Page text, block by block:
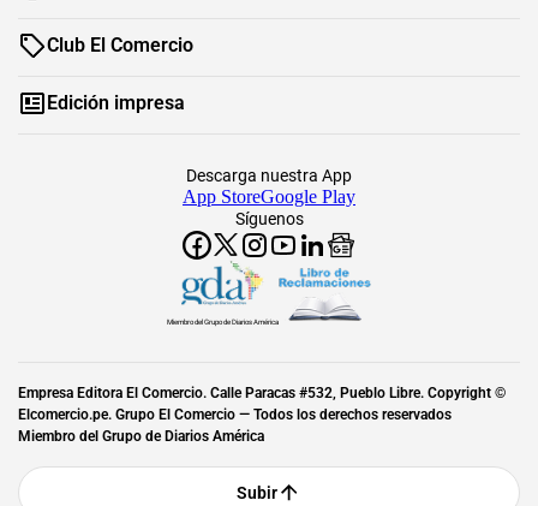
Club El Comercio
Edición impresa
Síguenos
Descarga nuestra App
App StoreGoogle Play
Miembro del Grupo de Diarios América
Empresa Editora El Comercio. Calle Paracas #532, Pueblo Libre. Copyright ©
Elcomercio.pe. Grupo El Comercio — Todos los derechos reservados
Miembro del Grupo de Diarios América
Subir